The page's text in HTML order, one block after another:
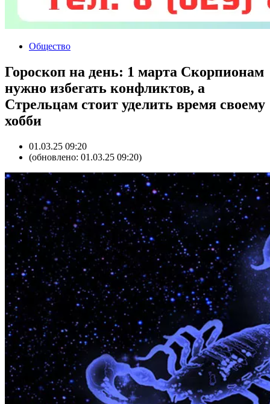
Общество
Гороскоп на день: 1 марта Скорпионам
нужно избегать конфликтов, а
Стрельцам стоит уделить время своему
хобби
01.03.25 09:20
(обновлено: 01.03.25 09:20)